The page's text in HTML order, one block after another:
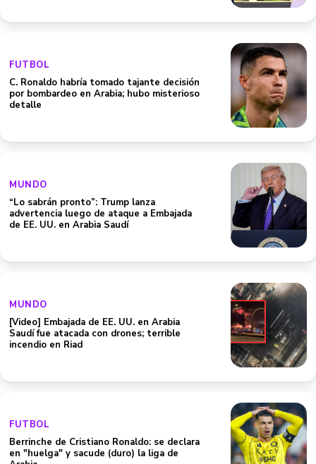
FUTBOL
C. Ronaldo habría tomado tajante decisión
por bombardeo en Arabia; hubo misterioso
detalle
MUNDO
“Lo sabrán pronto”: Trump lanza
advertencia luego de ataque a Embajada
de EE. UU. en Arabia Saudí
MUNDO
[Video] Embajada de EE. UU. en Arabia
Saudí fue atacada con drones; terrible
incendio en Riad
FUTBOL
Berrinche de Cristiano Ronaldo: se declara
en "huelga" y sacude (duro) la liga de